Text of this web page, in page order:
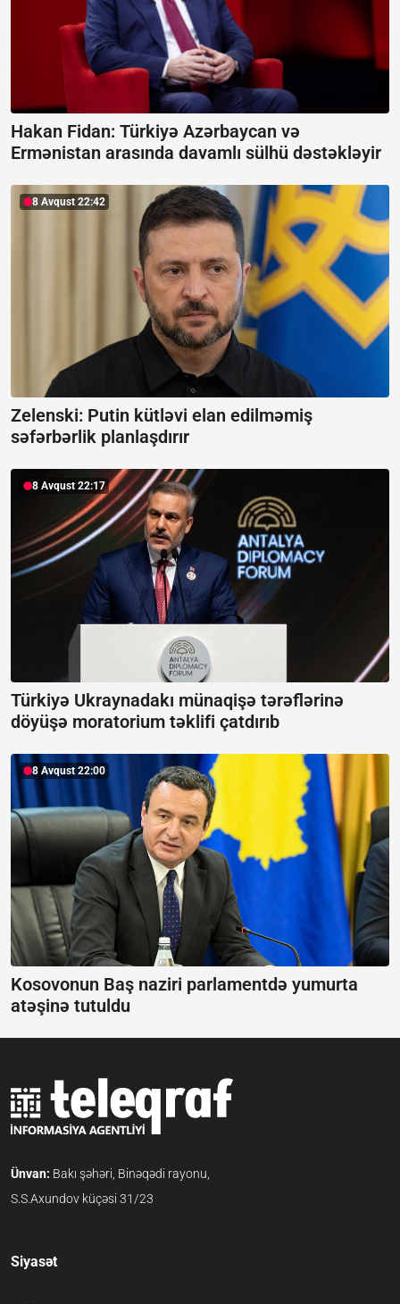
Hakan Fidan: Türkiyə Azərbaycan və
Ermənistan arasında davamlı sülhü dəstəkləyir
8 Avqust 22:42
Zelenski: Putin kütləvi elan edilməmiş
səfərbərlik planlaşdırır
8 Avqust 22:17
Türkiyə Ukraynadakı münaqişə tərəflərinə
döyüşə moratorium təklifi çatdırıb
8 Avqust 22:00
Kosovonun Baş naziri parlamentdə yumurta
atəşinə tutuldu
Ünvan: Bakı şəhəri, Binəqədi rayonu,
S.S.Axundov küçəsi 31/23
Siyasət